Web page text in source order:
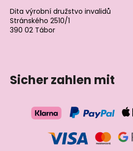
Dita výrobní družstvo invalidů
Stránského 2510/1
390 02 Tábor
Sicher zahlen mit